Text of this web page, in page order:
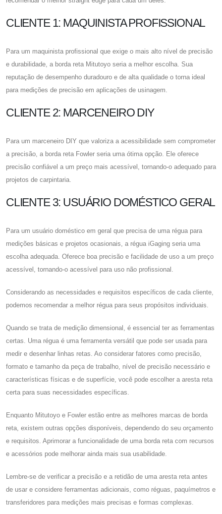
CLIENTE 1: MAQUINISTA PROFISSIONAL
Para um maquinista profissional que exige o mais alto nível de precisão
e durabilidade, a borda reta Mitutoyo seria a melhor escolha. Sua
reputação de desempenho duradouro e de alta qualidade o torna ideal
para medições de precisão em aplicações de usinagem.
CLIENTE 2: MARCENEIRO DIY
Para um marceneiro DIY que valoriza a acessibilidade sem comprometer
a precisão, a borda reta Fowler seria uma ótima opção. Ele oferece
precisão confiável a um preço mais acessível, tornando-o adequado para
projetos de carpintaria.
CLIENTE 3: USUÁRIO DOMÉSTICO GERAL
Para um usuário doméstico em geral que precisa de uma régua para
medições básicas e projetos ocasionais, a régua iGaging seria uma
escolha adequada. Oferece boa precisão e facilidade de uso a um preço
acessível, tornando-o acessível para uso não profissional.
Considerando as necessidades e requisitos específicos de cada cliente,
podemos recomendar a melhor régua para seus propósitos individuais.
Quando se trata de medição dimensional, é essencial ter as ferramentas
certas. Uma régua é uma ferramenta versátil que pode ser usada para
medir e desenhar linhas retas. Ao considerar fatores como precisão,
formato e tamanho da peça de trabalho, nível de precisão necessário e
características físicas e de superfície, você pode escolher a aresta reta
certa para suas necessidades específicas.
Enquanto Mitutoyo e Fowler estão entre as melhores marcas de borda
reta, existem outras opções disponíveis, dependendo do seu orçamento
e requisitos. Aprimorar a funcionalidade de uma borda reta com recursos
e acessórios pode melhorar ainda mais sua usabilidade.
Lembre-se de verificar a precisão e a retidão de uma aresta reta antes
de usar e considere ferramentas adicionais, como réguas, paquímetros e
transferidores para medições mais precisas e formas complexas.